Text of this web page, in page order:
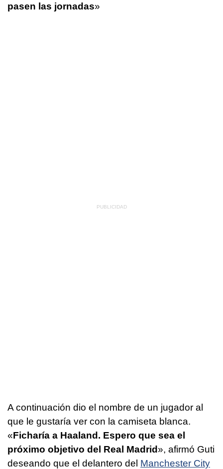
pasen las jornadas»
A continuación dio el nombre de un jugador al
que le gustaría ver con la camiseta blanca.
«Ficharía a Haaland. Espero que sea el
próximo objetivo del Real Madrid», afirmó Guti
deseando que el delantero del Manchester City